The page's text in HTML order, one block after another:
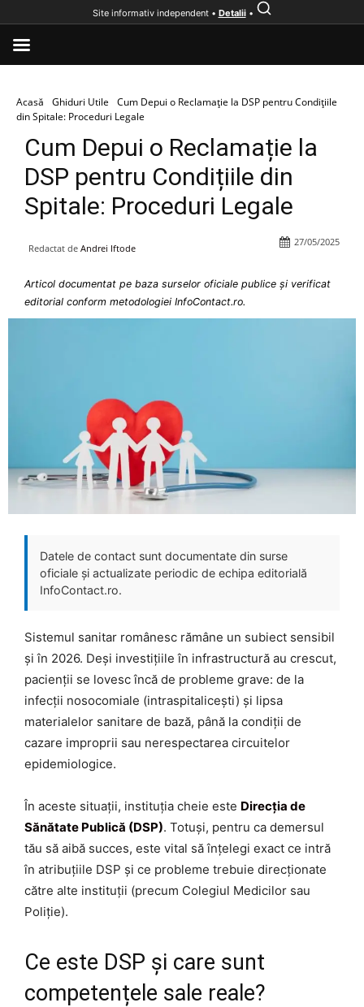
Acasă Ghiduri Utile
Cum Depui o Reclamație la DSP pentru Condițiile
din Spitale: Proceduri Legale
Cum Depui o Reclamație la
DSP pentru Condițiile din
Spitale: Proceduri Legale
Redactat de Andrei Iftode
27/05/2025
Articol documentat pe baza surselor oficiale publice și verificat
editorial conform metodologiei InfoContact.ro.
Datele de contact sunt documentate din surse
oficiale și actualizate periodic de echipa editorială
InfoContact.ro.
Sistemul sanitar românesc rămâne un subiect sensibil
și în 2026. Deși investițiile în infrastructură au crescut,
pacienții se lovesc încă de probleme grave: de la
infecții nosocomiale (intraspitalicești) și lipsa
materialelor sanitare de bază, până la condiții de
cazare improprii sau nerespectarea circuitelor
epidemiologice.
În aceste situații, instituția cheie este Direcția de
Sănătate Publică (DSP). Totuși, pentru ca demersul
tău să aibă succes, este vital să înțelegi exact ce intră
în atribuțiile DSP și ce probleme trebuie direcționate
către alte instituții (precum Colegiul Medicilor sau
Poliție).
Ce este DSP și care sunt
competențele sale reale?
Site informativ independent • Detalii•